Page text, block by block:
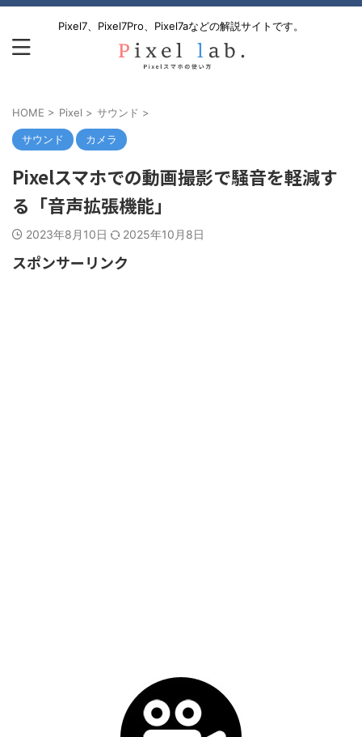
Pixel7、Pixel7Pro、Pixel7aなどの解説サイトです。
HOME > Pixel > サウンド >
サウンド カメラ
Pixelスマホでの動画撮影で騒音を軽減す
る「音声拡張機能」
2023年8月10日 2025年10月8日
スポンサーリンク